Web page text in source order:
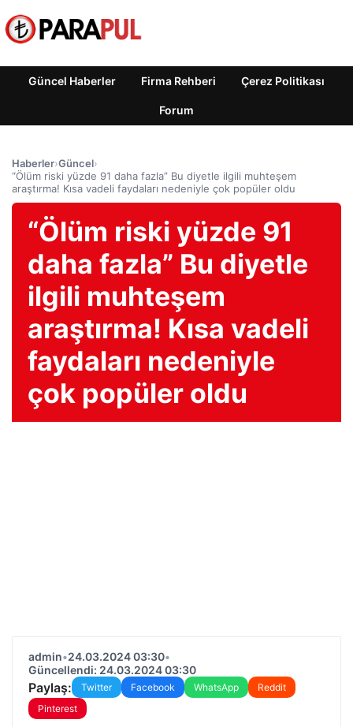
Güncel Haberler Firma Rehberi Çerez Politikası
Forum
Haberler›Güncel›
“Ölüm riski yüzde 91 daha fazla” Bu diyetle ilgili muhteşem
araştırma! Kısa vadeli faydaları nedeniyle çok popüler oldu
“Ölüm riski yüzde 91
daha fazla” Bu diyetle
ilgili muhteşem
araştırma! Kısa vadeli
faydaları nedeniyle
çok popüler oldu
admin•24.03.2024 03:30•
Güncellendi: 24.03.2024 03:30
Paylaş: Twitter Facebook WhatsApp
Reddit
Pinterest